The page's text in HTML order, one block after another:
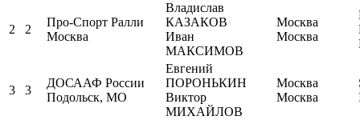
2 2
Про-Спорт Ралли
Москва
Владислав
КАЗАКОВ
Иван
МАКСИМОВ
Москва
Москва
3 3
ДОСААФ России
Подольск, МО
Евгений
ПОРОНЬКИН
Виктор
МИХАЙЛОВ
Москва
Москва